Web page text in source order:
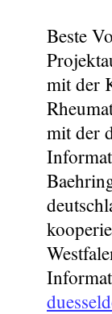
Beste
mit der
mit der